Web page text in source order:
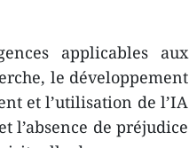
applicables aux
le développement
et l’utilisation de l’IA
de préjudice